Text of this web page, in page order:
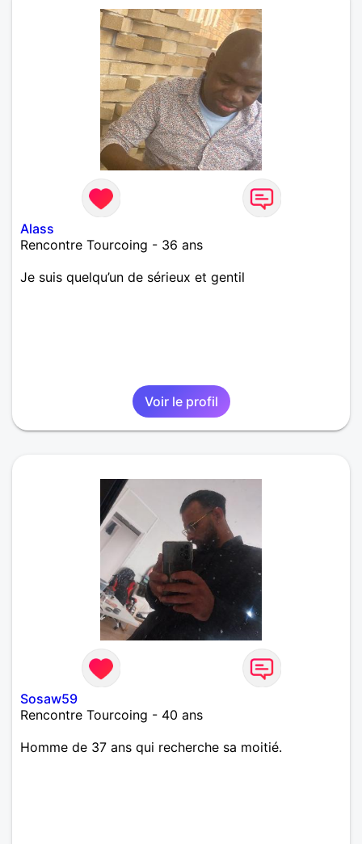
Alass
Rencontre Tourcoing - 36 ans
Je suis quelqu’un de sérieux et gentil
Voir le profil
Sosaw59
Rencontre Tourcoing - 40 ans
Homme de 37 ans qui recherche sa moitié.